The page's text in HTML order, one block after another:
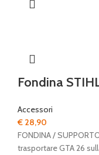
Fondina
Accessori
€ 28,90
FONDINA /
trasportare GTA 26